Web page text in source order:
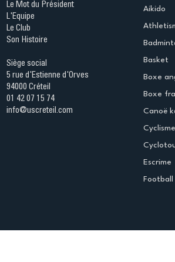
Le Mot du Président
L'Equipe
Le Club
Son Histoire
Siège social
5 rue d'Estienne d'Orves
94000 Créteil
01 42 07 15 74
info@uscreteil.com
Aikido
Basket
Boxe
Boxe
Canoë
Cyclisme
Escrime
Football